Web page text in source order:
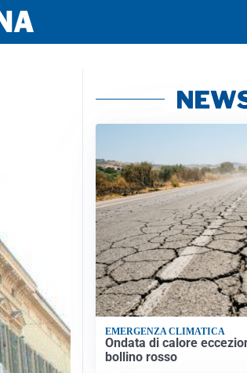
EMERGENZA CLIMATICA
Ondata di calore
bollino rosso